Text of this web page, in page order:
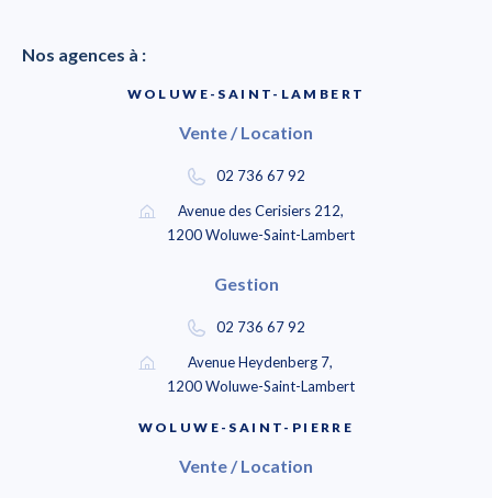
Nos agences à :
WOLUWE-SAINT-LAMBERT
Vente / Location
02 736 67 92
Avenue des Cerisiers 212,
1200 Woluwe-Saint-Lambert
Gestion
02 736 67 92
Avenue Heydenberg 7,
1200 Woluwe-Saint-Lambert
WOLUWE-SAINT-PIERRE
Vente / Location